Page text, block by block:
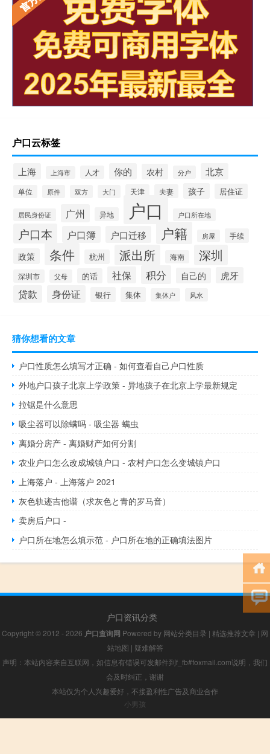
户口云标签
上海 上海市 人才 你的 农村 分户 北京
单位 原件 双方 大门 天津 夫妻 孩子 居住证
居民身份证 广州 异地 户口 户口所在地
户口本 户口簿 户口迁移 户籍 房屋 手续
政策 条件 杭州 派出所 海南 深圳
深圳市 父母 的话 社保 积分 自己的 虎牙
贷款 身份证 银行 集体 集体户 风水
猜你想看的文章
户口性质怎么填写才正确 - 如何查看自己户口性质
外地户口孩子北京上学政策 - 异地孩子在北京上学最新规定
拉锯是什么意思
吸尘器可以除螨吗 - 吸尘器 螨虫
离婚分房产 - 离婚财产如何分割
农业户口怎么改成城镇户口 - 农村户口怎么变城镇户口
上海落户 - 上海落户 2021
灰色轨迹吉他谱（求灰色と青的罗马音）
卖房后户口 -
户口所在地怎么填示范 - 户口所在地的正确填法图片
户口资讯分类
Copyright © 2012 - 2026 户口查询网 Powered by 网站分类目录 | 精选推荐文章 | 网
站地图 | 疑难解答
声明：本站内容来自互联网，如信息有错误可发邮件到f_fb#foxmail.com说明，我们
会及时纠正，谢谢
本站仅为个人兴趣爱好，不接盈利性广告及商业合作
小男孩